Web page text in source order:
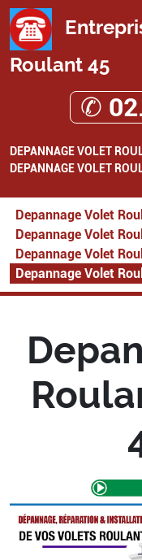
Roulant 45
✆
DEPANNAGE VOLET
DEPANNAGE VOLET
Depannage Volet
Depannage Volet
Depannage Volet
Depannage Volet